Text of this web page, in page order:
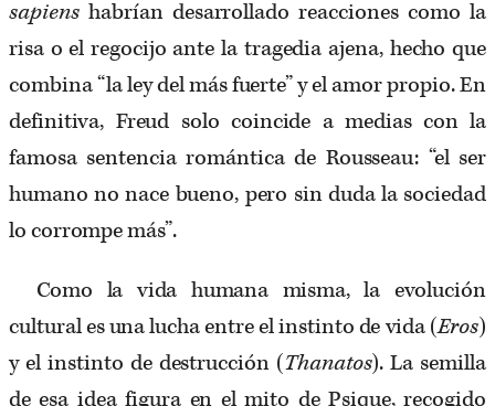
sapienshabrían desarrollado reacciones como la
risa o el regocijo ante la tragedia ajena, hecho que
combina “la ley del más fuerte” y el amor propio. En
definitiva, Freud solo coincide a medias con la
famosa sentencia romántica de Rousseau: “el ser
humano no nace bueno, pero sin duda la sociedad
lo corrompe más”.
Como la vida humana misma, la evolución
cultural es una lucha entre el instinto de vida (Eros)
y el instinto de destrucción (Thanatos). La semilla
de esa idea figura en el mito de Psique, recogido